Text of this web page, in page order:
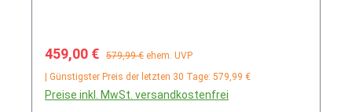
Verkaufspreis:
459,00 € Regulärer Preis:
579,99 € ehem. UVP
| Günstigster Preis der letzten 30 Tage: 579,99 €
Preise inkl. MwSt. versandkostenfrei